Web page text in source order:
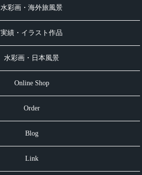
水彩画・海外旅風景
実績・イラスト作品
水彩画・日本風景
Online Shop
Order
Blog
Link